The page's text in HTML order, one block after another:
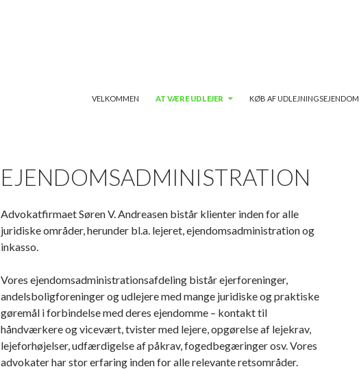
VELKOMMEN
AT VÆRE UDLEJER KØB AF UDLEJNINGSEJENDOM
EJENDOMSADMINISTRATION
Advokatfirmaet Søren V. Andreasen bistår klienter inden for alle
juridiske områder, herunder bl.a. lejeret, ejendomsadministration og
inkasso.
Vores ejendomsadministrationsafdeling bistår ejerforeninger,
andelsboligforeninger og udlejere med mange juridiske og praktiske
gøremål i forbindelse med deres ejendomme – kontakt til
håndværkere og vicevært, tvister med lejere, opgørelse af lejekrav,
lejeforhøjelser, udfærdigelse af påkrav, fogedbegæringer osv. Vores
advokater har stor erfaring inden for alle relevante retsområder.